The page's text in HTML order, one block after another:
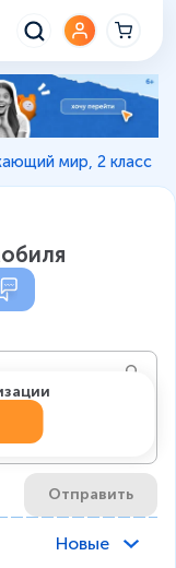
мир, 2 класс
Отправить
Новые